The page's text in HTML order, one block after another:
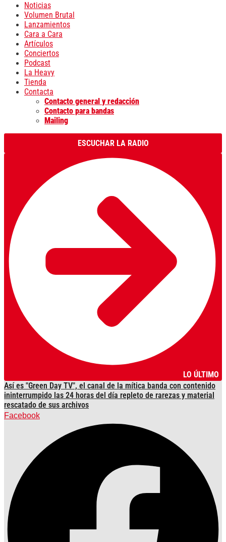
Noticias
Volumen Brutal
Lanzamientos
Cara a Cara
Artículos
Conciertos
Podcast
La Heavy
Tienda
Contacta
Contacto general y redacción
Contacto para bandas
Mailing
ESCUCHAR LA RADIO
LO ÚLTIMO
Así es "Green Day TV", el canal de la mítica banda con contenido
ininterrumpido las 24 horas del día repleto de rarezas y material
rescatado de sus archivos
Facebook